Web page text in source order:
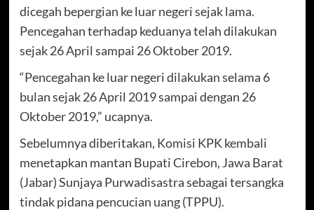
dicegah bepergian ke luar negeri sejak lama.
Pencegahan terhadap keduanya telah dilakukan
sejak 26 April sampai 26 Oktober 2019.
“Pencegahan ke luar negeri dilakukan selama 6
bulan sejak 26 April 2019 sampai dengan 26
Oktober 2019,” ucapnya.
Sebelumnya diberitakan, Komisi KPK kembali
menetapkan mantan Bupati Cirebon, Jawa Barat
(Jabar) Sunjaya Purwadisastra sebagai tersangka
tindak pidana pencucian uang (TPPU).